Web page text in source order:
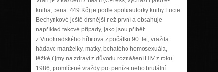
kniha, cena: 449 Kč) je podle spoluautorky knihy Lucie
Bechynkové ještě drsnější než první a obsahuje
například takové případy, jako jsou příběh
z Vinohradského hřbitova z počátku 90. let, vražda
hádavé manželky, matky, bohatého homosexuála,
těžké újmy na zdraví z důvodu roznášení HIV z roku
1986, promlčené vraždy pro peníze nebo brutální